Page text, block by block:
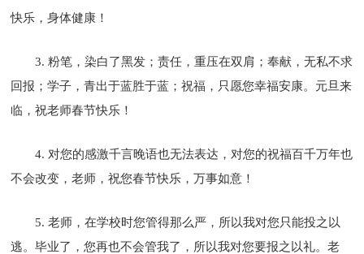
快乐，身体健康！
3. 粉笔，染白了黑发；责任，重压在双肩；奉献，无私不求
回报；学子，青出于蓝胜于蓝；祝福，只愿您幸福安康。元旦来
临，祝老师春节快乐！
4. 对您的感激千言晚语也无法表达，对您的祝福百千万年也
不会改变，老师，祝您春节快乐，万事如意！
5. 老师，在学校时您管得那么严，所以我对您只能投之以
逃。毕业了，您再也不会管我了，所以我对您要报之以礼。老